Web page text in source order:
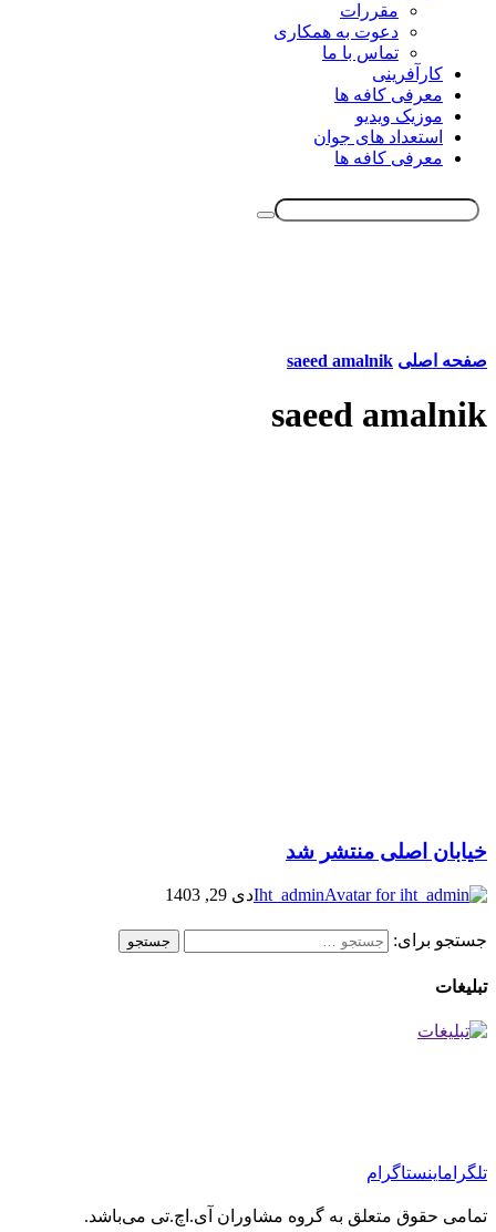
مقررات
دعوت به همکاری
تماس با ما
کارآفرینی
معرفی کافه ها
موزیک ویدیو
استعداد های جوان
معرفی کافه ها
صفحه اصلی saeed amalnik
saeed amalnik
خیابان اصلی منتشر شد
Iht_adminدی 29, 1403
جستجو برای:
تبلیغات
تلگراماینستاگرام
تمامی حقوق متعلق به گروه مشاوران آی.اچ.تی می‌باشد.